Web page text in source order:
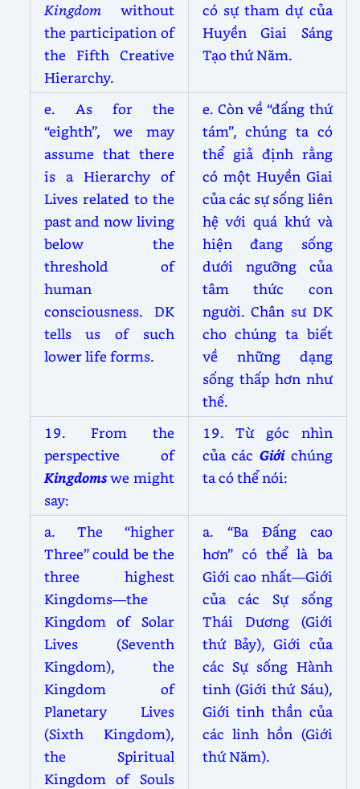
Kingdomwithout
the participation of
the Fifth Creative
Hierarchy.
có sự tham dự của
Huyền Giai Sáng
Tạo thứ Năm.
e. As for the
“eighth”, we may
assume that there
is a Hierarchy of
Lives related to the
past and now living
below the
threshold of
human
consciousness. DK
tells us of such
lower life forms.
e. Còn về “đấng thứ
tám”, chúng ta có
thể giả định rằng
có một Huyền Giai
của các sự sống liên
hệ với quá khứ và
hiện đang sống
dưới ngưỡng của
tâm thức con
người. Chân sư DK
cho chúng ta biết
về những dạng
sống thấp hơn như
thế.
19. From the
perspective of
Kingdomswe might
say:
19. Từ góc nhìn
của các Giớichúng
ta có thể nói:
a. The “higher
Three” could be the
three highest
Kingdoms—the
Kingdom of Solar
Lives (Seventh
Kingdom), the
Kingdom of
Planetary Lives
(Sixth Kingdom),
the Spiritual
Kingdom of Souls
a. “Ba Đấng cao
hơn” có thể là ba
Giới cao nhất—Giới
của các Sự sống
Thái Dương (Giới
thứ Bảy), Giới của
các Sự sống Hành
tinh (Giới thứ Sáu),
Giới tinh thần của
các linh hồn (Giới
thứ Năm).